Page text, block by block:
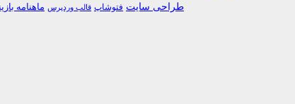
طراحی سایت فتوشاپ قالب وردپرس ماهنامه